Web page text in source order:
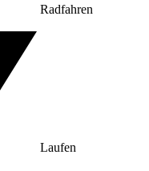
Radfahren
Laufen